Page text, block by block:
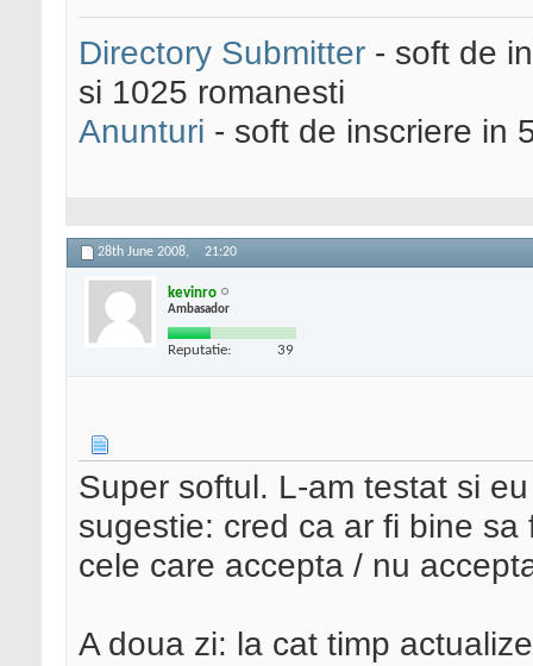
Directory Submitter - soft de
si 1025 romanesti
Anunturi - soft de inscriere in
28th June 2008, 21:20
kevinro
Ambasador
Reputatie: 39
Super softul. L-am testat si
sugestie: cred ca ar fi bine
cele care accepta / nu
A doua zi: la cat timp